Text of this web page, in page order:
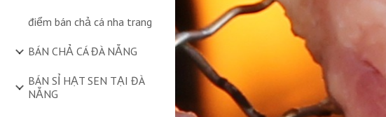
điểm bán chả cá nha trang
BÁN CHẢ CÁ ĐÀ NẴNG
BÁN SỈ HẠT SEN TẠI ĐÀ
NẴNG